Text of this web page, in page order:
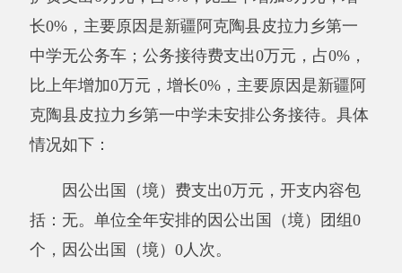
力乡第一中学未安排因公出国（境）；公务用车
购置费预算数0万元，决算数0万元，预决算差异
率0%，主要原因是：新疆阿克陶县皮拉力乡第
一中学无公务车；公务用车运行费预算数0万
元，决算数0万元，预决算差异率0%，主要原因
是：新疆阿克陶县皮拉力乡第一中学无公务车
差异率0%，主要原因是：新疆阿克陶县皮拉力
乡第一中学未安排公务接待。
八、政府性基金预算收入支出决算情况说明